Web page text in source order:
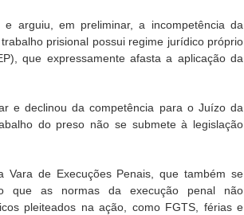
arguiu, em preliminar, a incompetência da
prisional possui regime jurídico próprio
que expressamente afasta a aplicação da
e declinou da competência para o Juízo da
do preso não se submete à legislação
de Execuções Penais, que também se
que as normas da execução penal não
pleiteados na ação, como FGTS, férias e